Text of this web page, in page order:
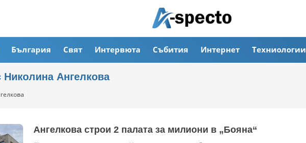
България Свят Интервюта Събития Интернет Техниологии
Ангелкова
Ангелкова строи 2 палата за милиони в „Бояна“